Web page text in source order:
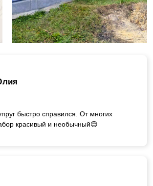
быстро справился. От многих
красивый и необычный😊